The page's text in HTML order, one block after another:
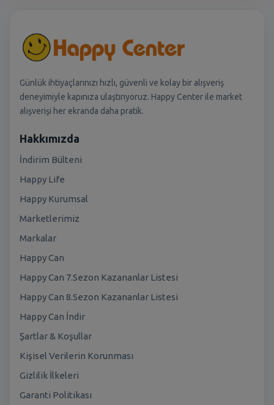
Günlük ihtiyaçlarınızı hızlı, güvenli ve kolay bir alışveriş
deneyimiyle kapınıza ulaştırıyoruz. Happy Center ile market
alışverişi her ekranda daha pratik.
Hakkımızda
İndirim Bülteni
Happy Life
Happy Kurumsal
Marketlerimiz
Markalar
Happy Can
Happy Can 7.Sezon Kazananlar Listesi
Happy Can 8.Sezon Kazananlar Listesi
Happy Can İndir
Şartlar & Koşullar
Kişisel Verilerin Korunması
Gizlilik İlkeleri
Garanti Politikası